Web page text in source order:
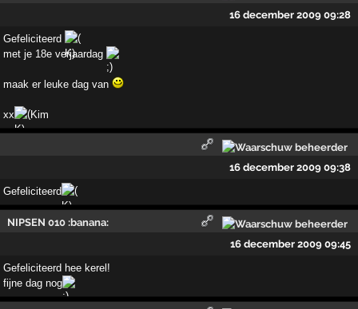
16 december 2009 09:28
Gefeliciteerd
met je 18e verjaardag
maak er leuke dag van
xx Kim
16 december 2009 09:38
Gefeliciteerd
NIPSEN 010 :banana:
16 december 2009 09:45
Gefeliciteerd hee kerel!
fijne dag nog